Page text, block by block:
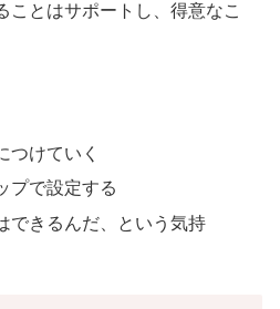
ことはサポートし、得意なこ
つけていく
プで設定する
できるんだ、という気持